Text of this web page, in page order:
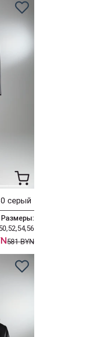
серый
Размеры:
581 BYN